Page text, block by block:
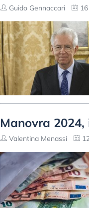
Guido Gennaccari
Manovra
Valentina Menassi